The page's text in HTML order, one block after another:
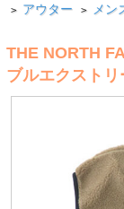
> アウター > メン
THE NORTH
ブルエクスト